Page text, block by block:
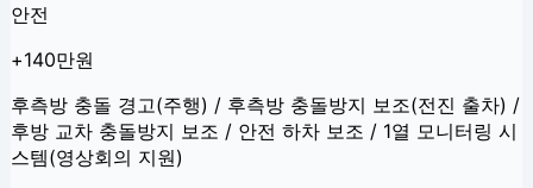
안전
+140만원
후측방 충돌 경고(주행) / 후측방 충돌방지 보조(전진 출차) /
후방 교차 충돌방지 보조 / 안전 하차 보조 / 1열 모니터링 시
스템(영상회의 지원)